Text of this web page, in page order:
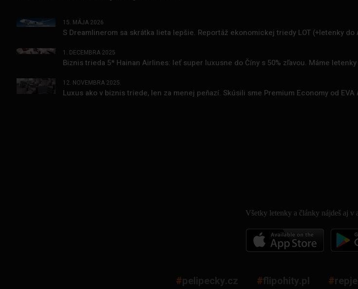
15. MÁJA 2026
S Dreamlinerom sa skrátka lieta lepšie. Reportáž ekonomickej triedy LOT (+letenky do
1. DECEMBRA 2025
Biznis trieda 5* Hainan Airlines: leť super luxusne do Číny s 50% zľavou. Máme letenky
12. NOVEMBRA 2025
Luxus ako v biznis triede, len za menej peňazí. Skúsili sme Premium Economy od EVA
Všetky letenky a články nájdeš aj v
#pelipecky.cz #flipohity.pl #